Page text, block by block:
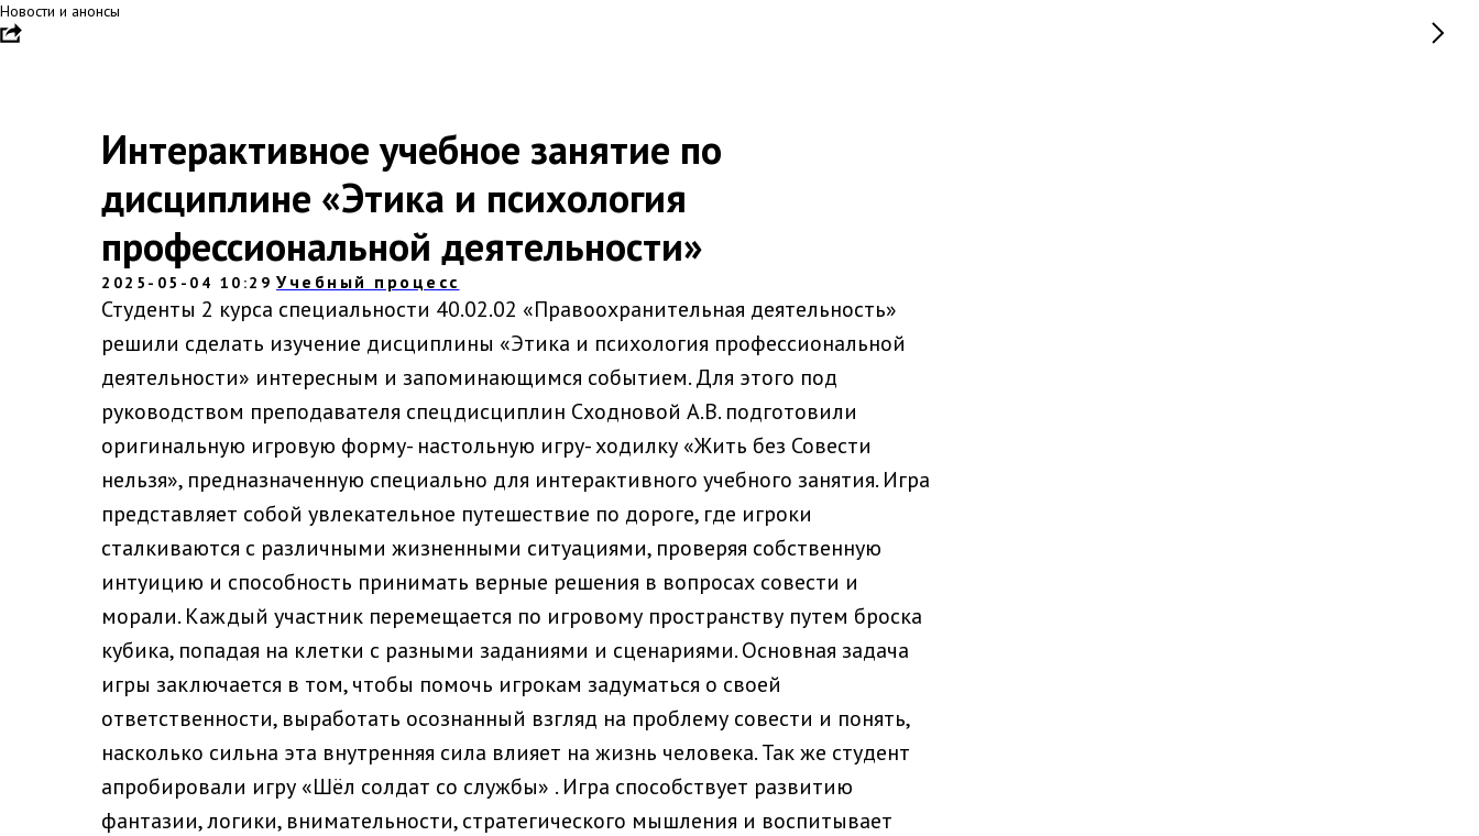
Новости и анонсы
Интерактивное учебное занятие по
дисциплине «Этика и психология
профессиональной деятельности»
2025-05-04 10:29 Учебный процесс
Студенты 2 курса специальности 40.02.02 «Правоохранительная деятельность»
решили сделать изучение дисциплины «Этика и психология профессиональной
деятельности» интересным и запоминающимся событием. Для этого под
руководством преподавателя спецдисциплин Сходновой А.В. подготовили
оригинальную игровую форму- настольную игру- ходилку «Жить без Совести
нельзя», предназначенную специально для интерактивного учебного занятия. Игра
представляет собой увлекательное путешествие по дороге, где игроки
сталкиваются с различными жизненными ситуациями, проверяя собственную
интуицию и способность принимать верные решения в вопросах совести и
морали. Каждый участник перемещается по игровому пространству путем броска
кубика, попадая на клетки с разными заданиями и сценариями. Основная задача
игры заключается в том, чтобы помочь игрокам задуматься о своей
ответственности, выработать осознанный взгляд на проблему совести и понять,
насколько сильна эта внутренняя сила влияет на жизнь человека. Так же студент
апробировали игру «Шёл солдат со службы» . Игра способствует развитию
фантазии, логики, внимательности, стратегического мышления и воспитывает